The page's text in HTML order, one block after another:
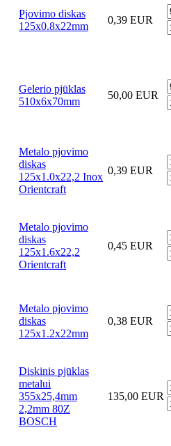
Pjovimo diskas
125x0.8x22mm
0,39 EUR
Gelerio pjūklas
510x6x70mm
50,00 EUR
Metalo pjovimo
diskas
125x1.0x22,2 Inox
Orientcraft
0,39 EUR
Metalo pjovimo
diskas
125x1.6x22,2
Orientcraft
0,45 EUR
Metalo pjovimo
diskas
125x1.2x22mm
0,38 EUR
Diskinis pjūklas
metalui
355x25,4mm
2,2mm 80Z
BOSCH
135,00 EUR